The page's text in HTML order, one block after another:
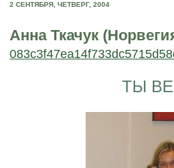
2 СЕНТЯБРЯ, ЧЕТВЕРГ, 2004
Анна Ткачук
ТЫ